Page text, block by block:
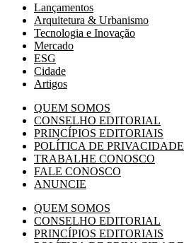
Lançamentos
Arquitetura & Urbanismo
Tecnologia e Inovação
Mercado
ESG
Cidade
Artigos
QUEM SOMOS
CONSELHO EDITORIAL
PRINCÍPIOS EDITORIAIS
POLÍTICA DE PRIVACIDADE
TRABALHE CONOSCO
FALE CONOSCO
ANUNCIE
QUEM SOMOS
CONSELHO EDITORIAL
PRINCÍPIOS EDITORIAIS